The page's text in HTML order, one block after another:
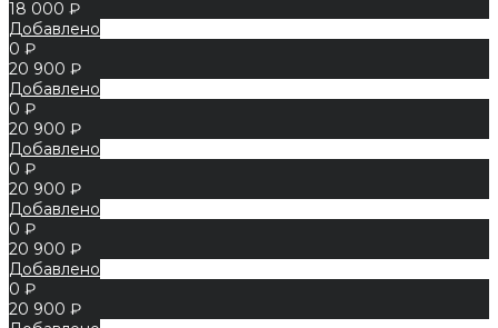
18 000 ₽
Добавлено
0 ₽
20 900 ₽
Добавлено
0 ₽
20 900 ₽
Добавлено
0 ₽
20 900 ₽
Добавлено
0 ₽
20 900 ₽
Добавлено
0 ₽
20 900 ₽